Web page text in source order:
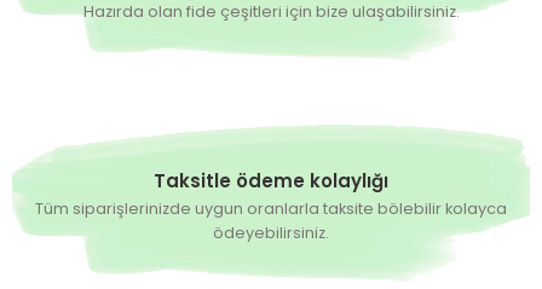
Hazırda olan fide çeşitleri için bize ulaşabilirsiniz.
Taksitle ödeme kolaylığı
Tüm siparişlerinizde uygun oranlarla taksite bölebilir kolayca
ödeyebilirsiniz.